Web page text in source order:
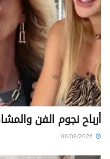
أرباح نجوم الفن